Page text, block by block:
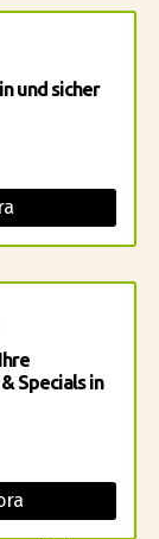
und sicher
Specials in